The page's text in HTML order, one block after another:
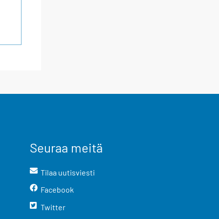
Seuraa meitä
Tilaa uutisviesti
Facebook
Twitter